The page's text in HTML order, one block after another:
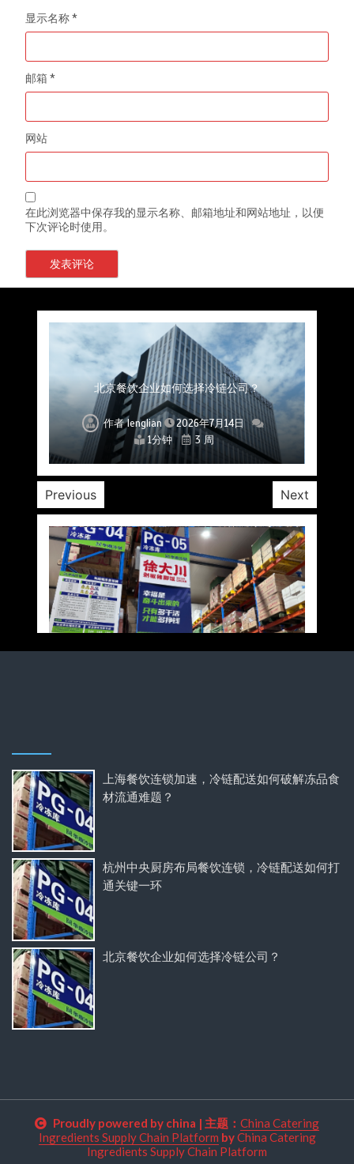
显示名称*
邮箱*
网站
在此浏览器中保存我的显示名称、邮箱地址和网站地址，以便
下次评论时使用。
上海餐饮连锁加速，冷链配送如何破解冻品食材
流通难题？
作者lenglian
2026年7月14日
1分钟
3 周
杭州中央厨房布局餐饮连锁，冷链配送如何打通
关键一环
作者lenglian
2026年7月14日
1分钟
3 周
北京餐饮企业如何选择冷链公司？
作者lenglian
2026年7月14日
1分钟
3 周
深圳冷链物流如何护航餐饮连锁？冻品食材流通
全解析
作者lenglian
2026年7月14日
1分钟
3 周
北京餐饮仓配一体化的核心价值与落地实践解析
作者lenglian
2026年7月14日
1分钟
3 周
武汉冻品配送三要素：控温、时效、低成本如何
兼得？
作者lenglian
2026年7月14日
1分钟
3 周
重庆冷链布局解冻食材运输密码，餐饮连锁如何
稳控品质？
作者lenglian
2026年7月14日
1分钟
3 周
Previous Next
上海餐饮连锁加速，冷链配送如何破解冻品食
材流通难题？
杭州中央厨房布局餐饮连锁，冷链配送如何打
通关键一环
北京餐饮企业如何选择冷链公司？
Proudly powered by china | 主题： China Catering
Ingredients Supply Chain Platform byChina Catering
Ingredients Supply Chain Platform